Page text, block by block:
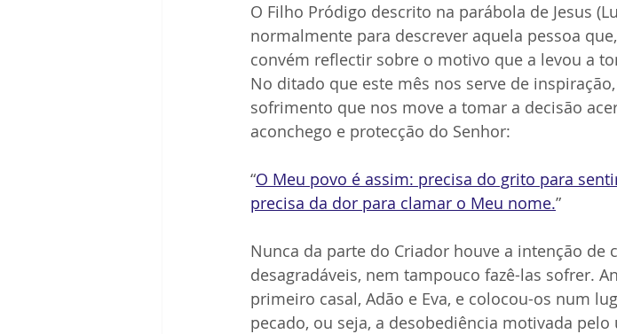
O Filho Pródigo descrito na parábola de Jesus
normalmente para descrever aquela pessoa
convém reflectir sobre o motivo que a levou a
No ditado que este mês nos serve de
sofrimento que nos move a tomar a decisão
aconchego e protecção do Senhor:
“O Meu povo é assim: precisa do grito para
precisa da dor para clamar o Meu nome.”
Nunca da parte do Criador houve a intenção de
desagradáveis, nem tampouco fazê-las sofrer.
primeiro casal, Adão e Eva, e colocou-os num
pecado, ou seja, a desobediência motivada